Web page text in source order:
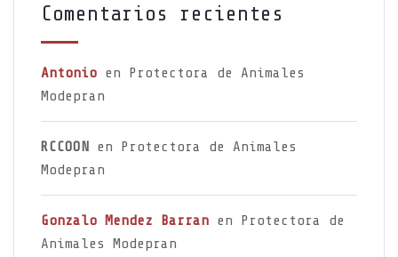
Comentarios recientes
Antonio en Protectora de Animales
Modepran
RCCOON en Protectora de Animales
Modepran
Gonzalo Mendez Barran en Protectora de
Animales Modepran